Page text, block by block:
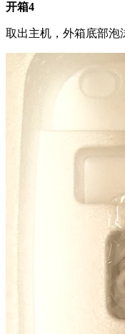
开箱4
取出主机，外箱底部泡